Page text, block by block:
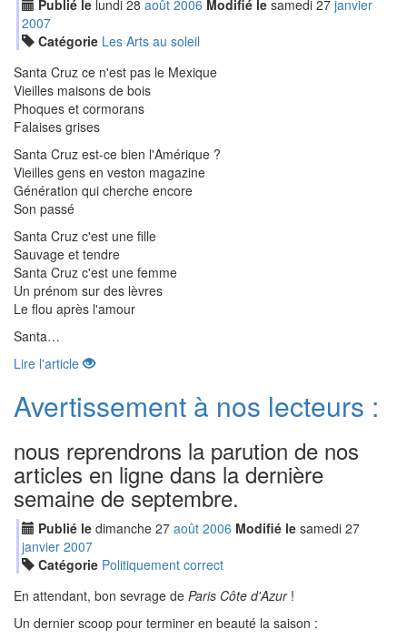
Publié le lundi 28 août 2006 Modifié le samedi 27 janvier
2007
Catégorie Les Arts au soleil
Santa Cruz ce n'est pas le Mexique
Vieilles maisons de bois
Phoques et cormorans
Falaises grises
Santa Cruz est-ce bien l'Amérique ?
Vieilles gens en veston magazine
Génération qui cherche encore
Son passé
Santa Cruz c'est une fille
Sauvage et tendre
Santa Cruz c'est une femme
Un prénom sur des lèvres
Le flou après l'amour
Santa…
Lire l'article
Avertissement à nos lecteurs :
nous reprendrons la parution de nos
articles en ligne dans la dernière
semaine de septembre.
Publié le dimanche 27 août 2006 Modifié le samedi 27
janvier 2007
Catégorie Politiquement correct
En attendant, bon sevrage de Paris Côte d'Azur!
Un dernier scoop pour terminer en beauté la saison :